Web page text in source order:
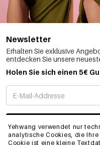
Yehwang verwendet nur
analytische Cookies, die
Cookie ist eine kleine
Newsletter
Erhalten Sie exklusive
entdecken Sie unsere
Holen Sie sich einen 5€